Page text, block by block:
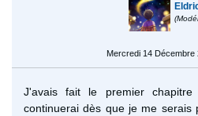
Mercredi 14 Décembre
J'avais fait le premier
continuerai dès que je me